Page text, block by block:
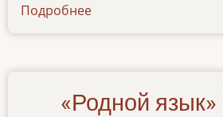
Подробнее
«Родной язык»